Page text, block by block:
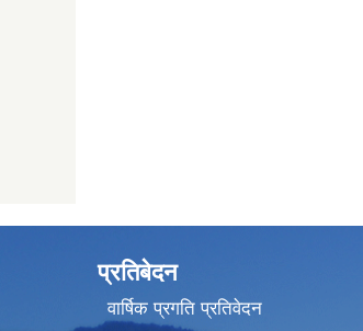
प्रतिबेदन
वार्षिक प्रगति प्रतिवेदन